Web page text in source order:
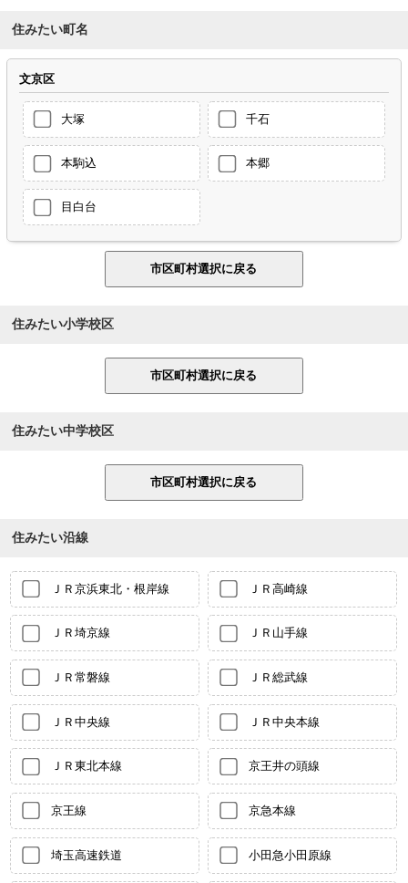
住みたい町名
文京区
大塚 千石
本駒込 本郷
目白台
住みたい小学校区
住みたい中学校区
住みたい沿線
ＪＲ京浜東北・根岸線 ＪＲ高崎線
ＪＲ埼京線 ＪＲ山手線
ＪＲ常磐線 ＪＲ総武線
ＪＲ中央線 ＪＲ中央本線
ＪＲ東北本線 京王井の頭線
京王線 京急本線
埼玉高速鉄道 小田急小田原線